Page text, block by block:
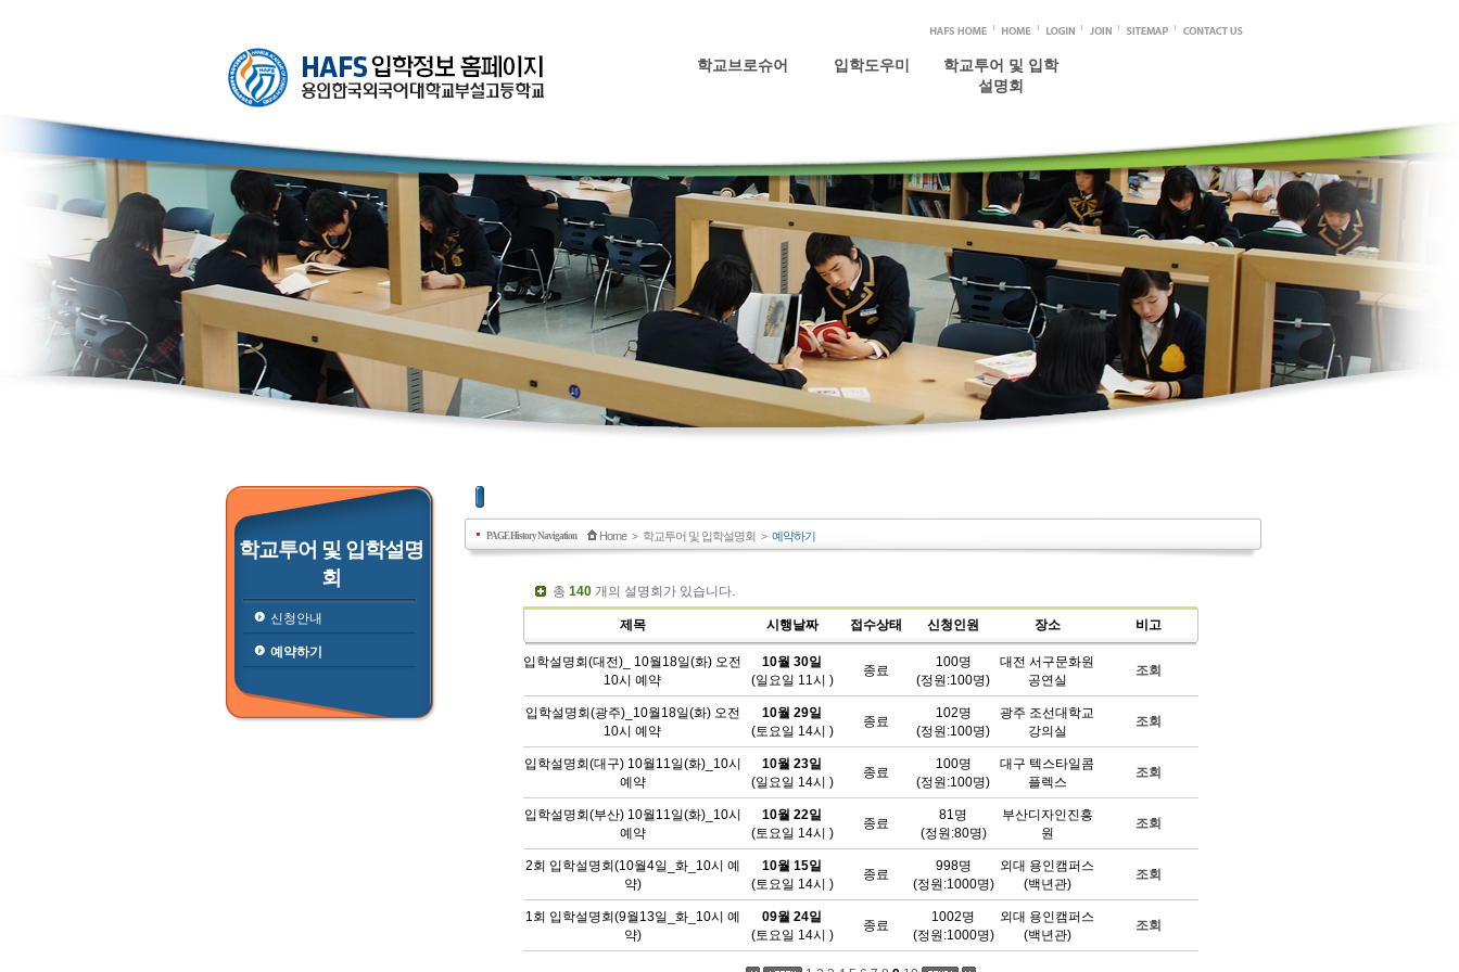
학교브로슈어 입학도우미
온라인 입학설명회
온라인 학교투어
학교투어 및 입학
설명회
학교투어 및 입학설명
회
신청안내
예약하기
PAGE History Navigation Home > 학교투어 및 입학설명회 > 예약하기
총 140 개의 설명회가 있습니다.
제목 시행날짜 접수상태 신청인원 장소 비고
입학설명회(대전)_ 10월18일(화) 오전
10시 예약
10월 30일
(일요일 11시 )
종료
100명
(정원:100명)
대전 서구문화원
공연실
조회
입학설명회(광주)_10월18일(화) 오전
10시 예약
10월 29일
(토요일 14시 )
종료
102명
(정원:100명)
광주 조선대학교
강의실
조회
입학설명회(대구) 10월11일(화)_10시
예약
10월 23일
(일요일 14시 )
종료
100명
(정원:100명)
대구 텍스타일콤
플렉스
조회
입학설명회(부산) 10월11일(화)_10시
예약
10월 22일
(토요일 14시 )
종료
81명
(정원:80명)
부산디자인진흥
원
조회
2회 입학설명회(10월4일_화_10시 예
약)
10월 15일
(토요일 14시 )
종료
998명
(정원:1000명)
외대 용인캠퍼스
(백년관)
조회
1회 입학설명회(9월13일_화_10시 예
약)
09월 24일
(토요일 14시 )
종료
1002명
(정원:1000명)
외대 용인캠퍼스
(백년관)
조회